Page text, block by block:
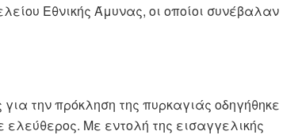
Εθνικής Άμυνας, οι οποίοι συνέβαλαν
την πρόκληση της πυρκαγιάς οδηγήθηκε
Με εντολή της εισαγγελικής